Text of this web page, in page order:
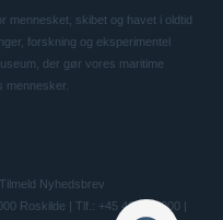
mennesket, skibet og havet i oldtid
forskning og eksperimentel
der gør vores maritime
mennesker.
Tilmeld Nyhedsbrev
Roskilde | Tlf.: +45 46 300 200 |